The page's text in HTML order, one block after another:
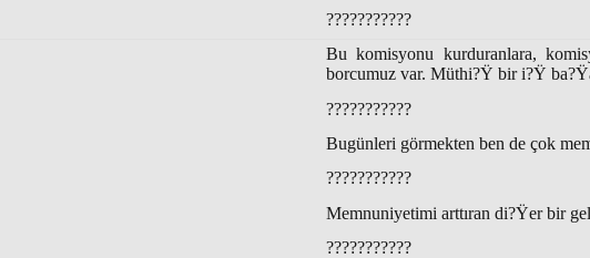
???????????
Bu komisyonu kurduranlara,
borcumuz var. Müthi?Ÿ bir i?Ÿ
???????????
Bugünleri görmekten ben de çok
???????????
Memnuniyetimi arttıran di?Ÿer bir
???????????